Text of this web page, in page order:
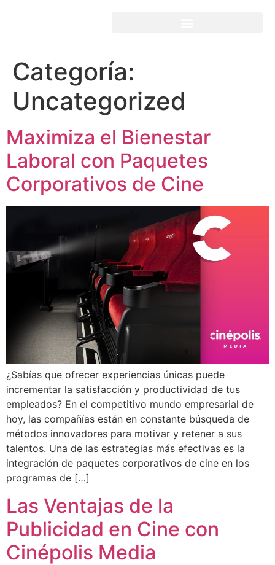
Categoría:
Uncategorized
Maximiza el Bienestar
Laboral con Paquetes
Corporativos de Cine
¿Sabías que ofrecer experiencias únicas puede
incrementar la satisfacción y productividad de tus
empleados? En el competitivo mundo empresarial de
hoy, las compañías están en constante búsqueda de
métodos innovadores para motivar y retener a sus
talentos. Una de las estrategias más efectivas es la
integración de paquetes corporativos de cine en los
programas de […]
Las Ventajas de la
Publicidad en Cine con
Cinépolis Media